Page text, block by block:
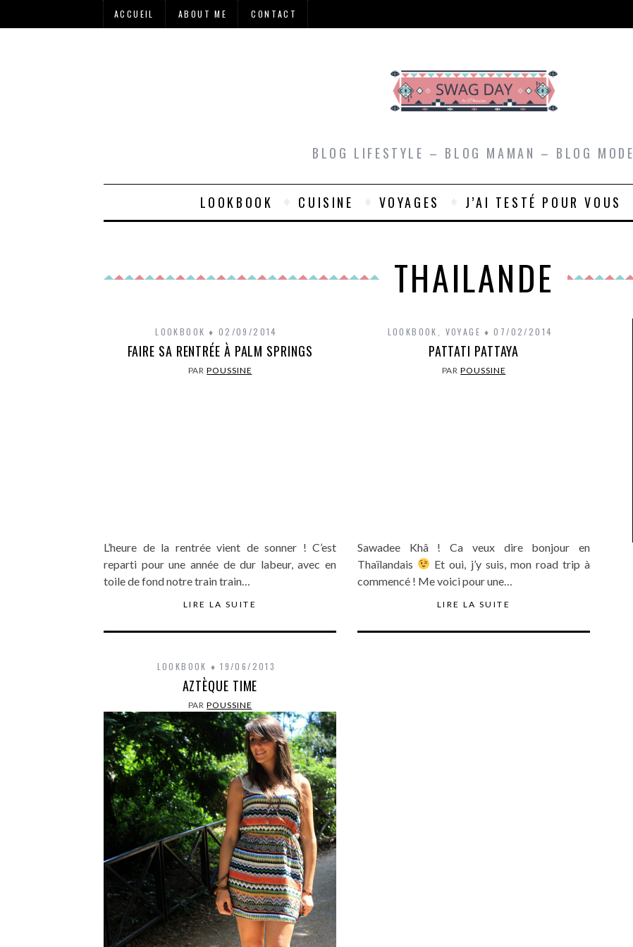
ACCUEIL ABOUT ME CONTACT
BLOG LIFESTYLE – BLOG MAMAN – BLOG MODE
LOOKBOOK CUISINE VOYAGES J’AI TESTÉ POUR VOUS
THAILANDE
LOOKBOOK 02/09/2014
FAIRE SA RENTRÉE À PALM SPRINGS
PARPOUSSINE
L’heure de la rentrée vient de sonner ! C’est
reparti pour une année de dur labeur, avec en
toile de fond notre train train…
LIRE LA SUITE
LOOKBOOK VOYAGE 07/02/2014
PATTATI PATTAYA
PARPOUSSINE
Sawadee Khâ ! Ca veux dire bonjour en
Thaïlandais
Et oui, j’y suis, mon road trip à
commencé ! Me voici pour une…
LIRE LA SUITE
LOOKBOOK 19/06/2013
AZTÈQUE TIME
PARPOUSSINE